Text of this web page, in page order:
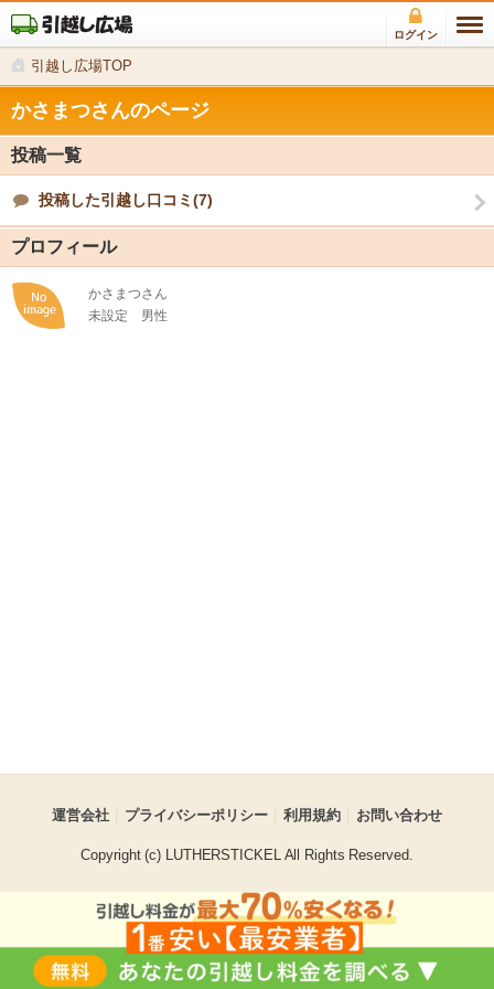
ログイン
引越し広場TOP
かさまつさんのページ
投稿一覧
投稿した引越し口コミ(7)
プロフィール
かさまつさん
未設定
男性
運営会社 プライバシーポリシー 利用規約 お問い合わせ
Copyright (c) LUTHERSTICKEL All Rights Reserved.